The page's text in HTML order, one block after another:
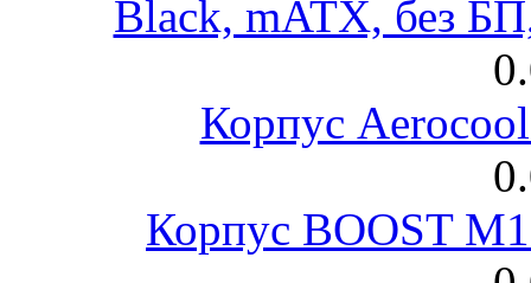
Black, mATX, без
Корпус
Корпус BOOST